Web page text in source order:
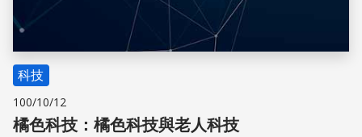
科技
100/10/12
橘色科技：橘色科技與老人科技